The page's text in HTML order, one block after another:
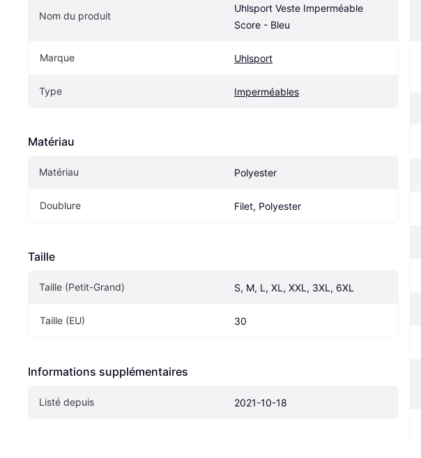
Nom du produit
Uhlsport Veste Imperméable
Score - Bleu
Marque Uhlsport
Type Imperméables
Matériau
Matériau Polyester
Doublure Filet, Polyester
Taille
Taille (Petit-Grand) S, M, L, XL, XXL, 3XL, 6XL
Taille (EU) 30
Informations supplémentaires
Listé depuis 2021-10-18